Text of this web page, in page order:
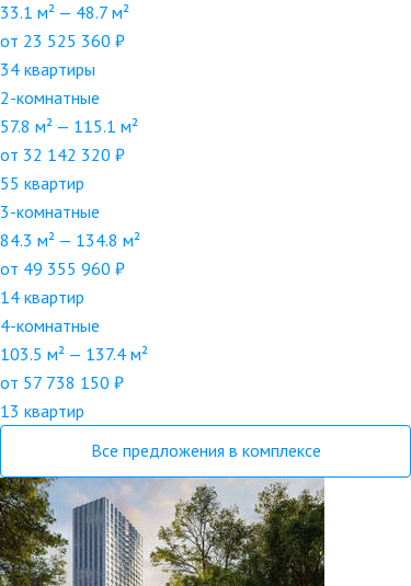
33.1 м² — 48.7 м²
от 23 525 360 ₽
34 квартиры
2-комнатные
57.8 м² — 115.1 м²
от 32 142 320 ₽
55 квартир
3-комнатные
84.3 м² — 134.8 м²
от 49 355 960 ₽
14 квартир
4-комнатные
103.5 м² — 137.4 м²
от 57 738 150 ₽
13 квартир
Все предложения в комплексе